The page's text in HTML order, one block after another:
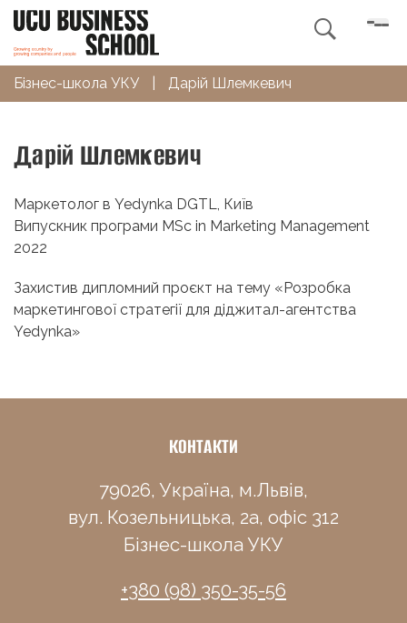

Бізнес-школа УКУ Дарій Шлемкевич
Дарій Шлемкевич
Маркетолог в Yedynka DGTL, Київ
Випускник програми MSc in Marketing Management
2022
Захистив дипломний проєкт на тему «Розробка
маркетингової стратегії для діджитал-агентства
Yedynka»
КОНТАКТИ
79026, Україна, м.Львів,
вул. Козельницька, 2а, офіс 312
Бізнес-школа УКУ
+380 (98) 350-35-56